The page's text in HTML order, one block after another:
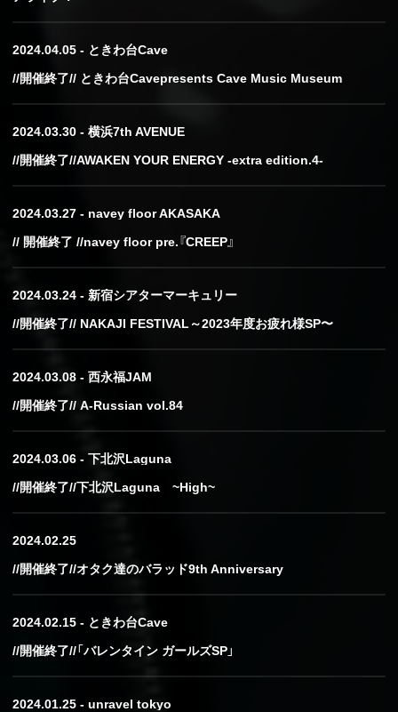
2024.04.05 - ときわ台Cave
//開催終了// ときわ台Cavepresents Cave Music Museum
2024.03.30 - 横浜7th AVENUE
//開催終了//AWAKEN YOUR ENERGY -extra edition.4-
2024.03.27 - navey floor AKASAKA
// 開催終了 //navey floor pre.『CREEP』
2024.03.24 - 新宿シアターマーキュリー
//開催終了// NAKAJI FESTIVAL～2023年度お疲れ様SP〜
2024.03.08 - 西永福JAM
//開催終了// A-Russian vol.84
2024.03.06 - 下北沢Laguna
//開催終了//下北沢Laguna ~High~
2024.02.25
//開催終了//オタク達のバラッド9th Anniversary
2024.02.15 - ときわ台Cave
//開催終了//「バレンタイン ガールズSP」
2024.01.25 - unravel tokyo